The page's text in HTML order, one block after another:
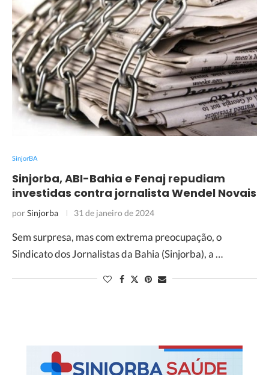
SinjorBA
Sinjorba, ABI-Bahia e Fenaj repudiam
investidas contra jornalista Wendel Novais
porSinjorba 31 de janeiro de 2024
Sem surpresa, mas com extrema preocupação, o
Sindicato dos Jornalistas da Bahia (Sinjorba), a …